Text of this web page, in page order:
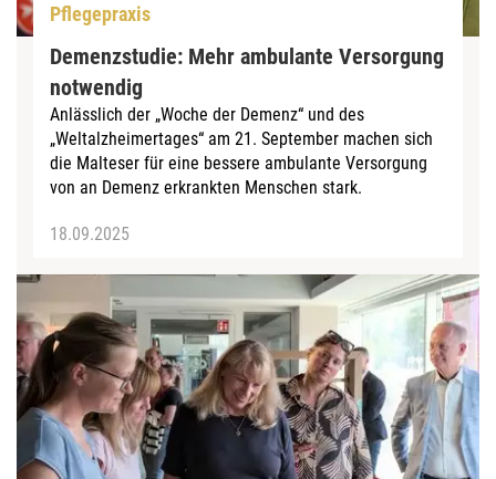
Pflegepraxis
Demenzstudie: Mehr ambulante Versorgung
notwendig
Anlässlich der „Woche der Demenz“ und des
„Weltalzheimertages“ am 21. September machen sich
die Malteser für eine bessere ambulante Versorgung
von an Demenz erkrankten Menschen stark.
18.09.2025